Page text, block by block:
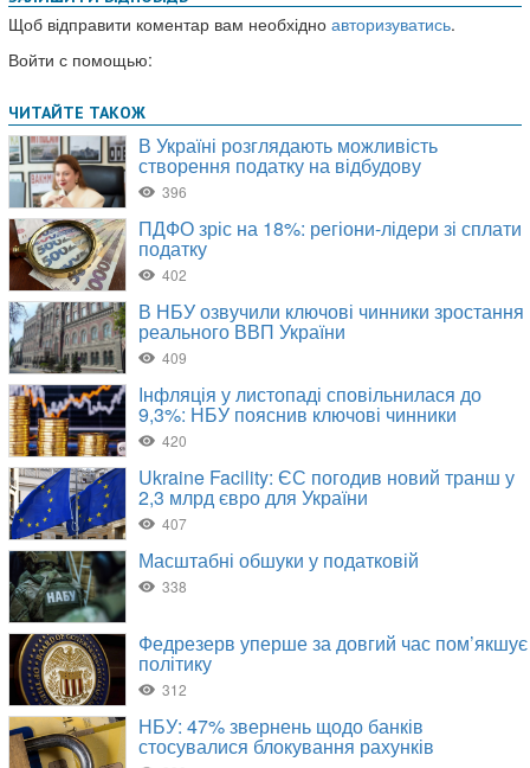
Щоб відправити коментар вам необхідно авторизуватись.
Войти с помощью: